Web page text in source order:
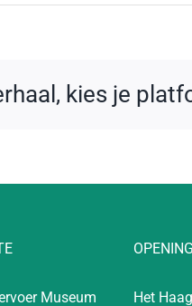
kies je
Museum Het